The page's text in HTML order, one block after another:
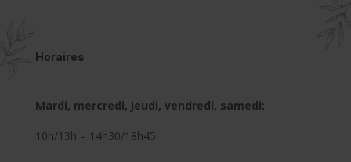
Horaires
Mardi, mercredi, jeudi, vendredi, samedi:
10h/13h – 14h30/18h45